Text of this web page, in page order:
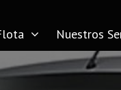
Nuestros